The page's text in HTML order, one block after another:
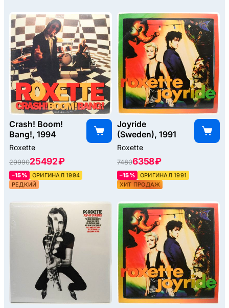
Crash! Boom!
Bang!, 1994
Roxette
2999025492 ₽
–15%
ОРИГИНАЛ 1994
РЕДКИЙ
Joyride
(Sweden), 1991
Roxette
74806358 ₽
–15%
ОРИГИНАЛ 1991
ХИТ ПРОДАЖ